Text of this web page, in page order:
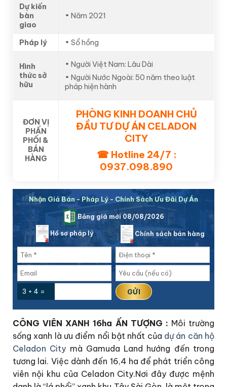
Dự kiến
bàn
giao
• Năm 2021
Pháp lý • Sổ hồng
Hình
thức sở
hữu
• Người Việt Nam: Lâu Dài
• Người Nước Ngoài: 50 năm theo luật
pháp hiện hành
ĐƠN VỊ
PHẤN
PHỐI &
BÁN
HÀNG
PHÒNG KINH DOANH CHỦ
ĐẦU TƯ DỰ ÁN CELADON
CITY
☎ Hotline 24/7 :
0937.098.890
Nhận Giá Bán - Pháp Lý - Chính Sách Ưu Đãi Dự Án
Bảng giá mới 08/08/2026
Hồ sơ pháp lý Chính sách bán hàng
3 + 4 =
CÔNG VIÊN XANH 16ha ẤN TƯỢNG : Môi trường
sống xanh là ưu điểm nổi bật nhất của dự án căn hộ
Celadon City mà Gamuda Land hướng đến trong
tương lai. Việc dành đến 16,4 ha để phát triển công
viên nội khu của Celadon City.Nơi đây được mệnh